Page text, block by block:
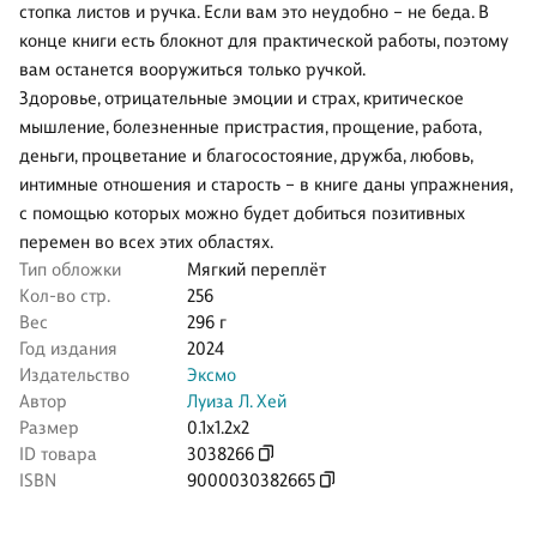
стопка листов и ручка. Если вам это неудобно – не беда. В
конце книги есть блокнот для практической работы, поэтому
вам останется вооружиться только ручкой.
Здоровье, отрицательные эмоции и страх, критическое
мышление, болезненные пристрастия, прощение, работа,
деньги, процветание и благосостояние, дружба, любовь,
интимные отношения и старость – в книге даны упражнения,
с помощью которых можно будет добиться позитивных
перемен во всех этих областях.
Тип обложки
Мягкий переплёт
Кол-во стр.
256
Вес
296 г
Год издания
2024
Издательство
Эксмо
Автор
Луиза Л. Хей
Размер
0.1x1.2x2
ID товара
3038266
ISBN
9000030382665